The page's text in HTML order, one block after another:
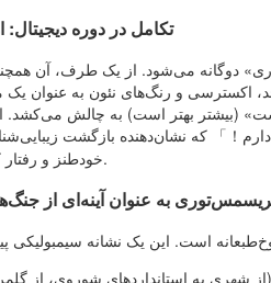
تکامل در دوره دیجیتال:
دوگانه می‌شود. از یک طرف، آن
اکسترسی و رنگ‌های نئون به عنوان یک
(بیشتر بهتر است) به چالش می‌کشد.
！」 که نشان‌دهنده بازگشت
خودطنز و رفتار کارناوال است.
به عنوان آینه‌ای از